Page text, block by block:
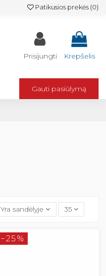
Patikusios prekės (0)
Prisijungti Krepšelis
Gauti pasiūlymą
Yra sandėlyje 35
−25%